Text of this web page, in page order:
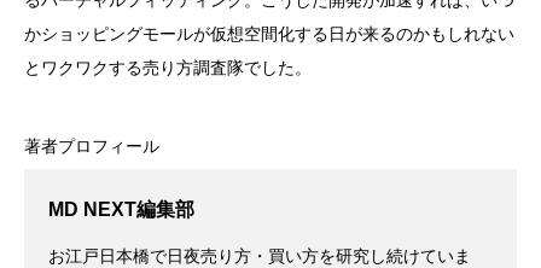
かショッピングモールが仮想空間化する日が来るのかもしれない
とワクワクする売り方調査隊でした。
著者プロフィール
MD NEXT編集部
お江戸日本橋で日夜売り方・買い方を研究し続けていま